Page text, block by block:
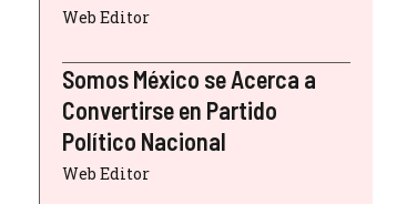
Web Editor
Somos México se Acerca a
Convertirse en Partido
Político Nacional
Web Editor